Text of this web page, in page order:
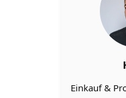
Einkauf &